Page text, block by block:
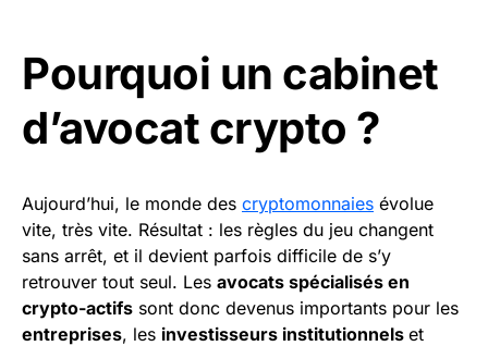
Pourquoi un cabinet
d’avocat crypto ?
Aujourd’hui, le monde des cryptomonnaies évolue
vite, très vite. Résultat : les règles du jeu changent
sans arrêt, et il devient parfois difficile de s’y
retrouver tout seul. Les avocats spécialisés en
crypto-actifs sont donc devenus importants pour les
entreprises, les investisseurs institutionnels et